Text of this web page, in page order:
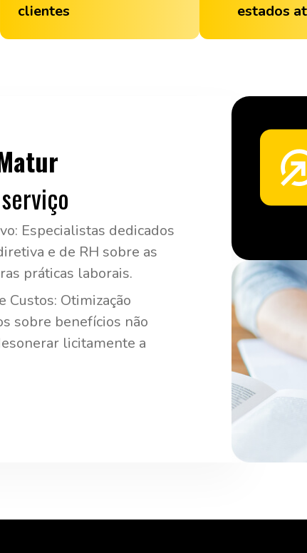
clientes estados
Especialistas dedicados
e de RH sobre as
práticas laborais.
Custos: Otimização
sobre benefícios não
licitamente a